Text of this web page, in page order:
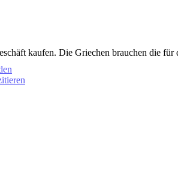
kaufen. Die Griechen brauchen die